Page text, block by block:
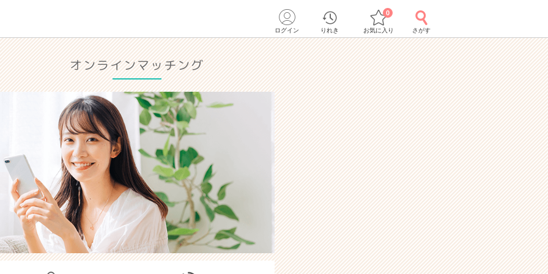
ログイン りれき お気に入り
0
さがす
オンラインマッチング